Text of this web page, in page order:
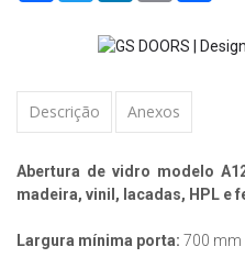
Descrição Anexos
Abertura de vidro modelo
madeira, vinil, lacadas, HPL e
Largura mínima porta: 700 mm